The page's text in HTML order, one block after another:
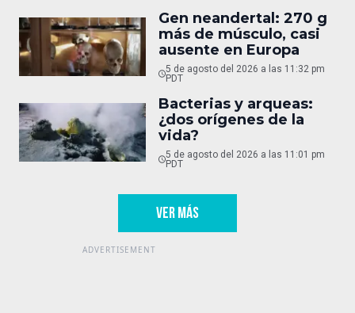
Gen neandertal: 270 g
más de músculo, casi
ausente en Europa
5 de agosto del 2026 a las 11:32 pm
PDT
Bacterias y arqueas:
¿dos orígenes de la
vida?
5 de agosto del 2026 a las 11:01 pm
PDT
VER MÁS